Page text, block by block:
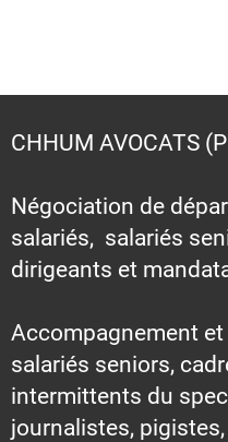
CHHUM AVOCATS
Négociation de
salariés, salariés
dirigeants et
Accompagnement
salariés seniors,
intermittents du
journalistes,